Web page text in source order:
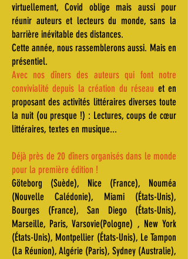
virtuellement, Covid oblige mais aussi pour
réunir auteurs et lecteurs du monde, sans la
barrière inévitable des distances.
Cette année, nous rassemblerons aussi. Mais en
présentiel.
Avec nos dîners des auteurs qui font notre
convivialité depuis la création du réseau et en
proposant des activités littéraires diverses toute
la nuit (ou presque !) : Lectures, coups de cœur
littéraires, textes en musique...
Déjà près de 20 dîners organisés dans le monde
pour la première édition !
Göteborg (Suède), Nice (France), Nouméa
(Nouvelle Calédonie), Miami (États-Unis),
Bourges (France), San Diego (États-Unis),
Marseille, Paris, Varsovie(Pologne) , New York
(États-Unis), Montpellier (États-Unis), Le Tampon
(La Réunion), Algérie (Paris), Sydney (Australie),